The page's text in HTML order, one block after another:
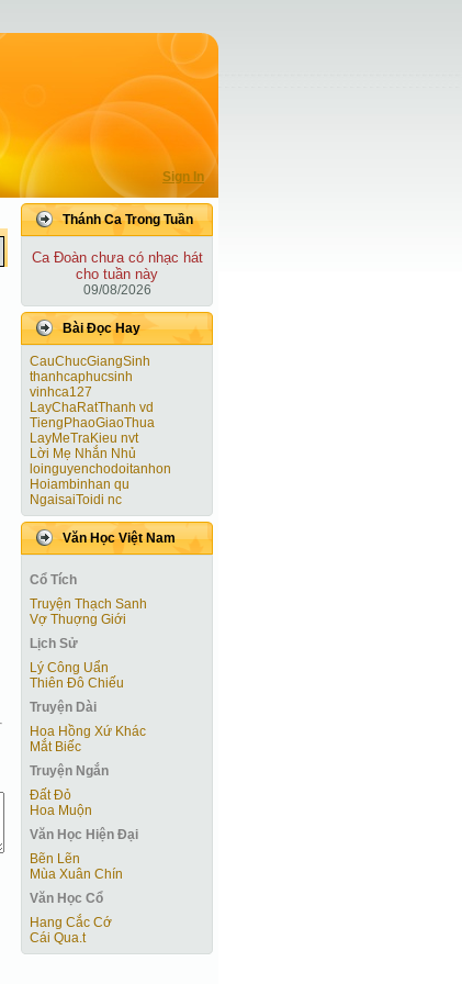
Sign In
Thánh Ca Trong Tuần
Ca Ðoàn chưa có nhạc hát
cho tuần này
09/08/2026
Bài Ðọc Hay
CauChucGiangSinh
thanhcaphucsinh
vinhca127
LayChaRatThanh vd
TiengPhaoGiaoThua
LayMeTraKieu nvt
Lời Mẹ Nhắn Nhủ
loinguyenchodoitanhon
Hoiambinhan qu
NgaisaiToidi nc
Văn Học Việt Nam
Cổ Tích
Truyện Thạch Sanh
Vợ Thuợng Giới
Lịch Sử
Lý Công Uẩn
Thiên Đô Chiếu
Truyện Dài
Hoa Hồng Xứ Khác
Mắt Biếc
Truyện Ngắn
Đất Đỏ
Hoa Muộn
Văn Học Hiện Ðại
Bẽn Lẽn
Mùa Xuân Chín
Văn Học Cổ
Hang Cắc Cớ
Cái Qua.t